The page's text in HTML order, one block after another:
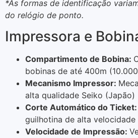
*As formas de identificação
do relógio de ponto.
Impressora e
Compartimento de Bobina:
bobinas de até 400m
Mecanismo Impressor:
alta qualidade Seiko (Japão)
Corte Automático do Ticket:
guilhotina de alta velocidade
Velocidade de Impressão: